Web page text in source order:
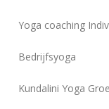
Yoga coaching
Bedrijfsyoga
Kundalini Yoga